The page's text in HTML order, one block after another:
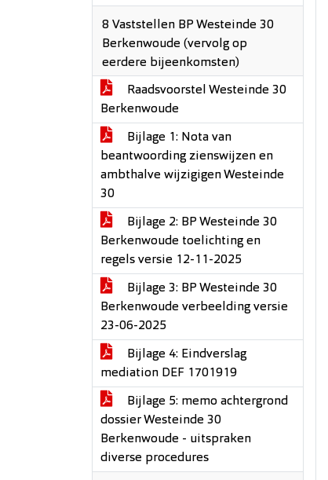
8 Vaststellen BP Westeinde 30
Berkenwoude (vervolg op
eerdere bijeenkomsten)
Raadsvoorstel Westeinde 30
Berkenwoude
Bijlage 1: Nota van
beantwoording zienswijzen en
ambthalve wijzigigen Westeinde
30
Bijlage 2: BP Westeinde 30
Berkenwoude toelichting en
regels versie 12-11-2025
Bijlage 3: BP Westeinde 30
Berkenwoude verbeelding versie
23-06-2025
Bijlage 4: Eindverslag
mediation DEF 1701919
Bijlage 5: memo achtergrond
dossier Westeinde 30
Berkenwoude - uitspraken
diverse procedures